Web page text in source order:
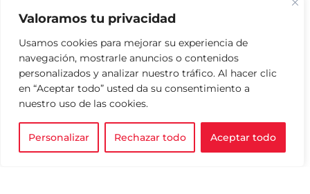
Valoramos tu privacidad
Usamos cookies para mejorar su experiencia de
navegación, mostrarle anuncios o contenidos
personalizados y analizar nuestro tráfico. Al hacer clic
en “Aceptar todo” usted da su consentimiento a
nuestro uso de las cookies.
Personalizar Rechazar todo Aceptar todo